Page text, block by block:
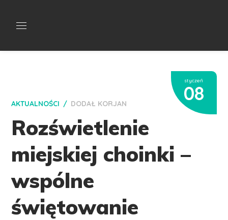
styczeń
08
AKTUALNOŚCI DODAŁ KORJAN
Rozświetlenie
miejskiej choinki –
wspólne
świętowanie